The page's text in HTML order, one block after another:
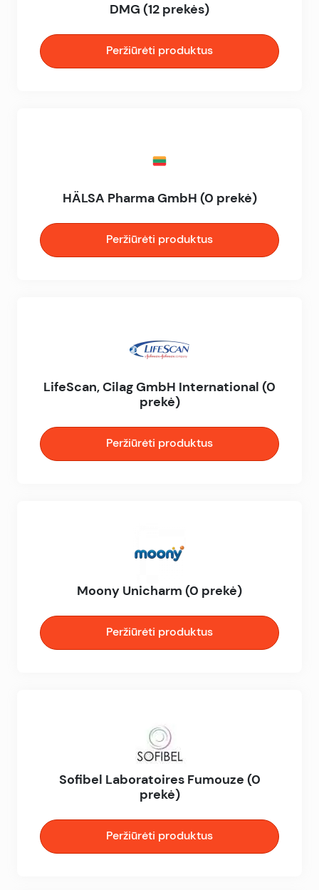
DMG (12 prekės)
Peržiūrėti produktus
HÄLSA Pharma GmbH (0 prekė)
Peržiūrėti produktus
LifeScan, Cilag GmbH International (0
prekė)
Peržiūrėti produktus
Moony Unicharm (0 prekė)
Peržiūrėti produktus
Sofibel Laboratoires Fumouze (0
prekė)
Peržiūrėti produktus